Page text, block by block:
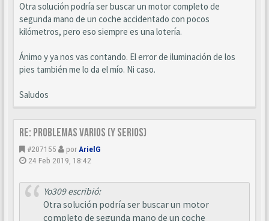
Otra solución podría ser buscar un motor completo de
segunda mano de un coche accidentado con pocos
kilómetros, pero eso siempre es una lotería.
Ánimo y ya nos vas contando. El error de iluminación de los
pies también me lo da el mío. Ni caso.
Saludos
Re: Problemas varios (y serios)
#207155 porArielG
24 Feb 2019, 18:42
Yo309 escribió:
Otra solución podría ser buscar un motor
completo de segunda mano de un coche